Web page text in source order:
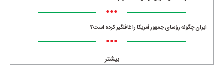
•••
ایران چگونه رؤسای جمهور آمریکا را غافلگیر کرده است؟
•••
بیشتر